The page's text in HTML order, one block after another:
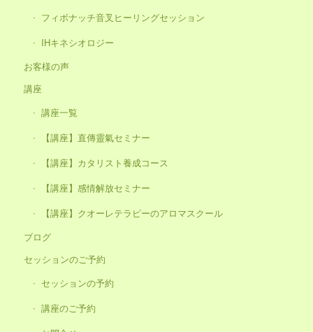
フィボナッチ音叉ヒーリングセッション
IHキネシオロジー
お客様の声
講座
講座一覧
【講座】直傳靈氣セミナー
【講座】カタリスト養成コース
【講座】感情解放セミナー
【講座】クオーレテラピーのアロマスクール
ブログ
セッションのご予約
セッションの予約
講座のご予約